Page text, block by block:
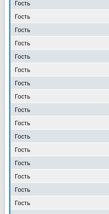
Гость
Гость
Гость
Гость
Гость
Гость
Гость
Гость
Гость
Гость
Гость
Гость
Гость
Гость
Гость
Гость